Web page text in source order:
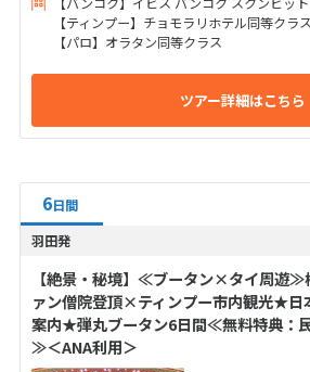
【ティンプー】チョモラリホテル同等クラ
【パロ】オラタン同等クラス
ツアー詳細はこちら
6日間
羽田発
【絶景・秘境】≪ブータン×タイ周遊
ァン僧院登頂×ティンプー市内観光★日
案内★弾丸ブータン6日間≪無料特典：
≫＜ANA利用＞